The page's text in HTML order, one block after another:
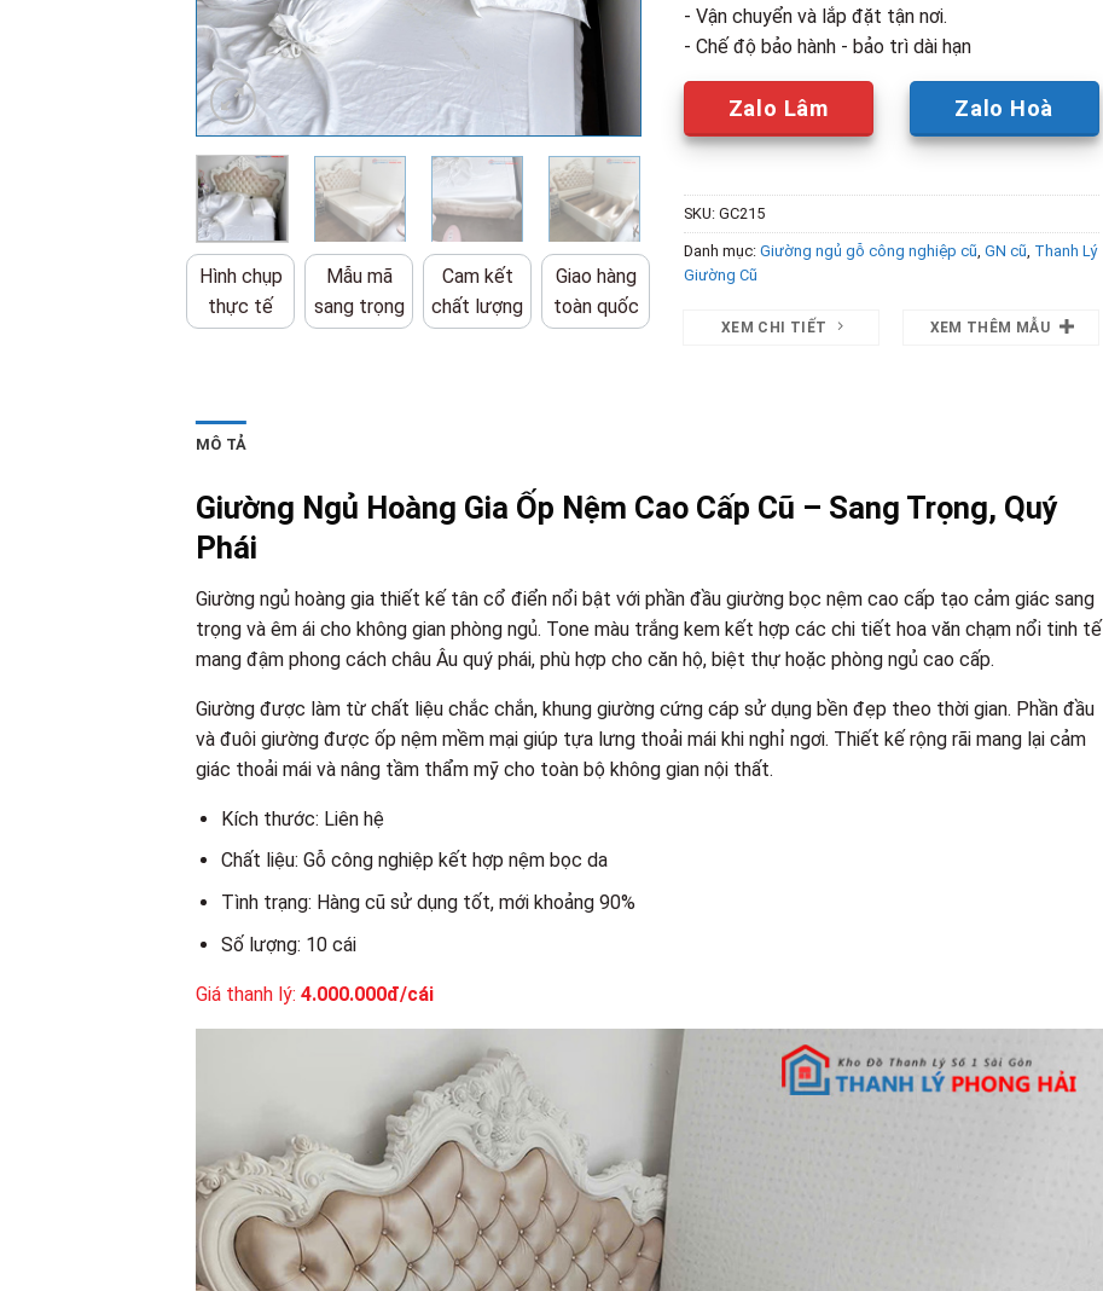
Hình chụp
thực tế
Mẫu mã
sang trọng
Cam kết
chất lượng
Giao hàng
toàn quốc
- Vận chuyển và lắp đặt tận nơi.
- Chế độ bảo hành - bảo trì dài hạn
Zalo Lâm Zalo Hoà
SKU: GC215
Danh mục: Giường ngủ gỗ công nghiệp cũ GN cũ Thanh Lý
Giường Cũ
XEM CHI TIẾT XEM THÊM MẪU
MÔ TẢ
Giường Ngủ Hoàng Gia Ốp Nệm Cao Cấp Cũ – Sang Trọng, Quý
Phái
Giường ngủ hoàng gia thiết kế tân cổ điển nổi bật với phần đầu giường bọc nệm cao cấp tạo cảm giác sang
trọng và êm ái cho không gian phòng ngủ. Tone màu trắng kem kết hợp các chi tiết hoa văn chạm nổi tinh tế
mang đậm phong cách châu Âu quý phái, phù hợp cho căn hộ, biệt thự hoặc phòng ngủ cao cấp.
Giường được làm từ chất liệu chắc chắn, khung giường cứng cáp sử dụng bền đẹp theo thời gian. Phần đầu
và đuôi giường được ốp nệm mềm mại giúp tựa lưng thoải mái khi nghỉ ngơi. Thiết kế rộng rãi mang lại cảm
giác thoải mái và nâng tầm thẩm mỹ cho toàn bộ không gian nội thất.
Kích thước: Liên hệ
Chất liệu: Gỗ công nghiệp kết hợp nệm bọc da
Tình trạng: Hàng cũ sử dụng tốt, mới khoảng 90%
Số lượng: 10 cái
Giá thanh lý: 4.000.000đ/cái